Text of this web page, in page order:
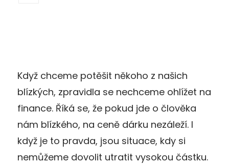
Když chceme potěšit někoho z našich
blízkých, zpravidla se nechceme ohlížet na
finance. Říká se, že pokud jde o člověka
nám blízkého, na ceně dárku nezáleží. I
když je to pravda, jsou situace, kdy si
nemůžeme dovolit utratit vysokou částku.